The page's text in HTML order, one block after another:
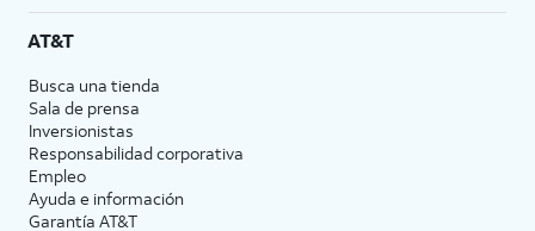
AT&T
Busca una tienda
Sala de prensa
Inversionistas
Responsabilidad corporativa
Empleo
Ayuda e información
Garantía AT&T